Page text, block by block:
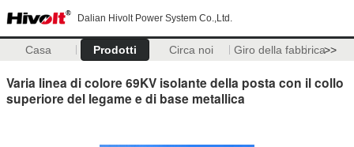
Dalian Hivolt Power System Co.,Ltd.
Casa Prodotti Circa noi Giro della fabbrica>>
Varia linea di colore 69KV isolante della posta con il collo
superiore del legame e di base metallica